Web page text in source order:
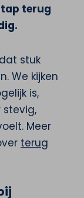
terug
stuk
We kijken
is,
Meer
terug